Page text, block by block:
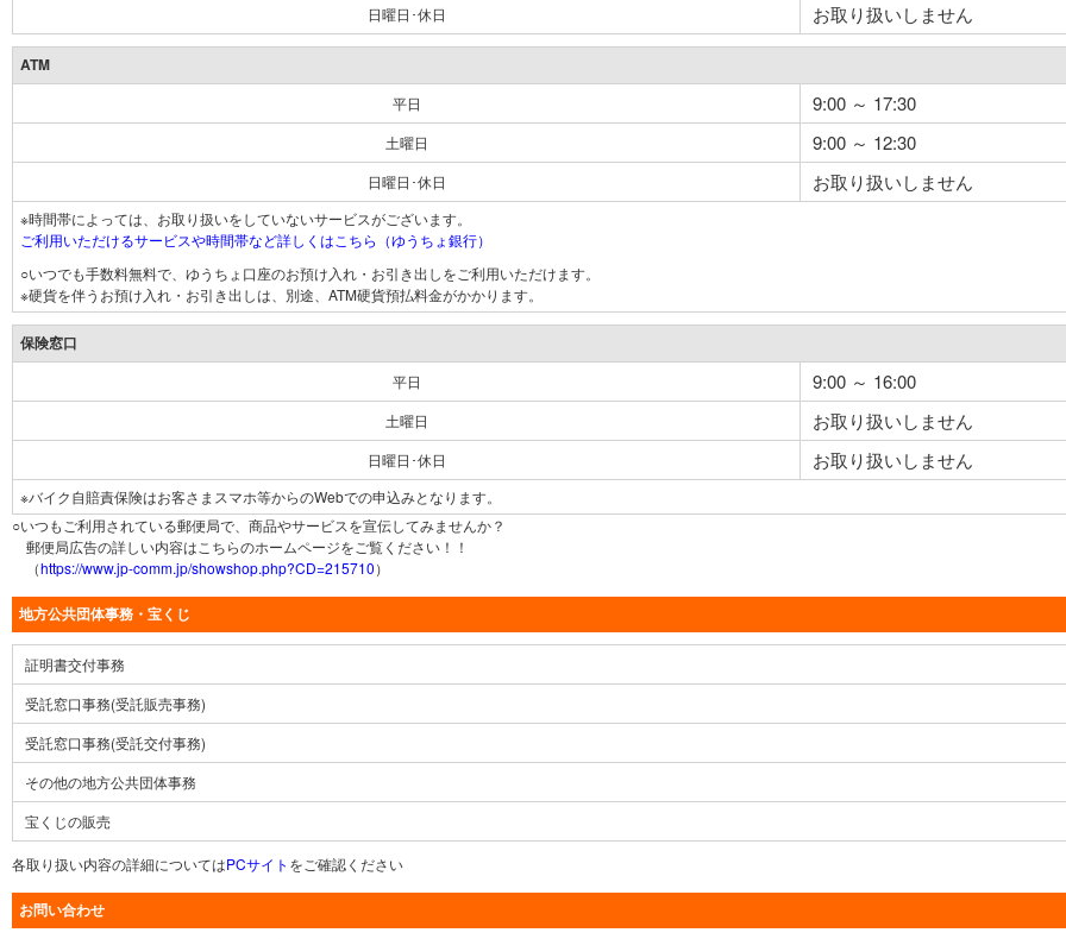
日曜日･休日 お取り扱いしません
ATM
平日 9:00 ～ 17:30
土曜日 9:00 ～ 12:30
日曜日･休日 お取り扱いしません
※時間帯によっては、お取り扱いをしていないサービスがございます。
ご利用いただけるサービスや時間帯など詳しくはこちら（ゆうちょ銀行）
○いつでも手数料無料で、ゆうちょ口座のお預け入れ・お引き出しをご利用いただけます。
※硬貨を伴うお預け入れ・お引き出しは、別途、ATM硬貨預払料金がかかります。
保険窓口
平日 9:00 ～ 16:00
土曜日 お取り扱いしません
日曜日･休日 お取り扱いしません
※バイク自賠責保険はお客さまスマホ等からのWebでの申込みとなります。
○いつもご利用されている郵便局で、商品やサービスを宣伝してみませんか？
郵便局広告の詳しい内容はこちらのホームページをご覧ください！！
（https://www.jp-comm.jp/showshop.php?CD=215710）
地方公共団体事務・宝くじ
証明書交付事務
受託窓口事務(受託販売事務)
受託窓口事務(受託交付事務)
その他の地方公共団体事務
宝くじの販売
各取り扱い内容の詳細についてはPCサイト をご確認ください
お問い合わせ